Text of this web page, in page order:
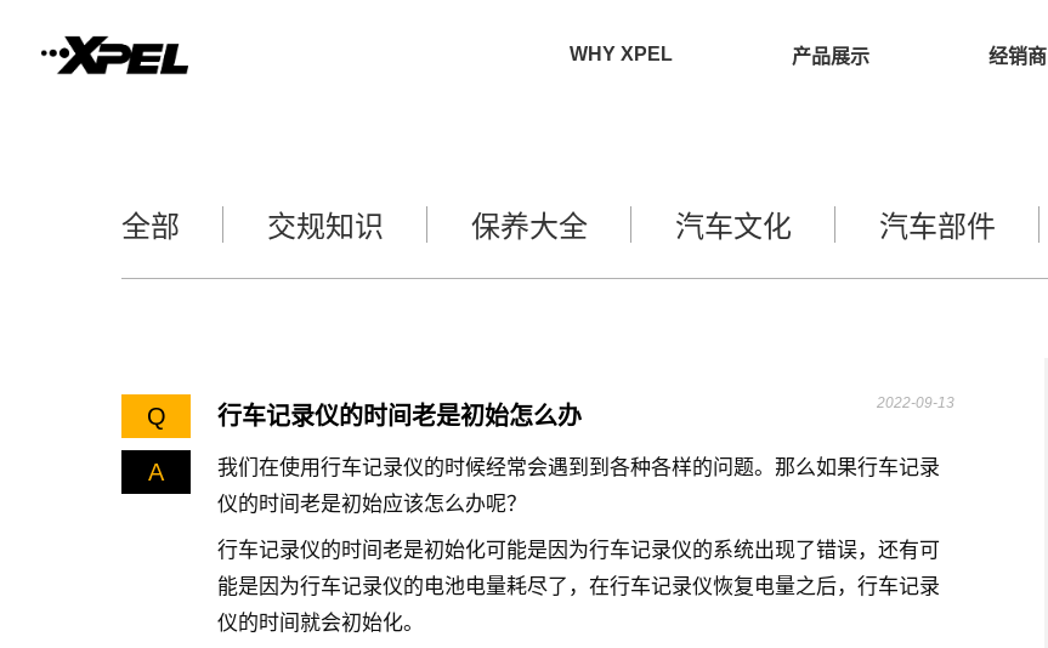
WHY XPEL 产品展示 经销商
全部 交规知识 保养大全 汽车文化 汽车部件
Q 行车记录仪的时间老是初始怎么办 2022-09-13
A
我们在使用行车记录仪的时候经常会遇到到各种各样的问题。那么如果行车记录
仪的时间老是初始应该怎么办呢？
行车记录仪的时间老是初始化可能是因为行车记录仪的系统出现了错误，还有可
能是因为行车记录仪的电池电量耗尽了，在行车记录仪恢复电量之后，行车记录
仪的时间就会初始化。